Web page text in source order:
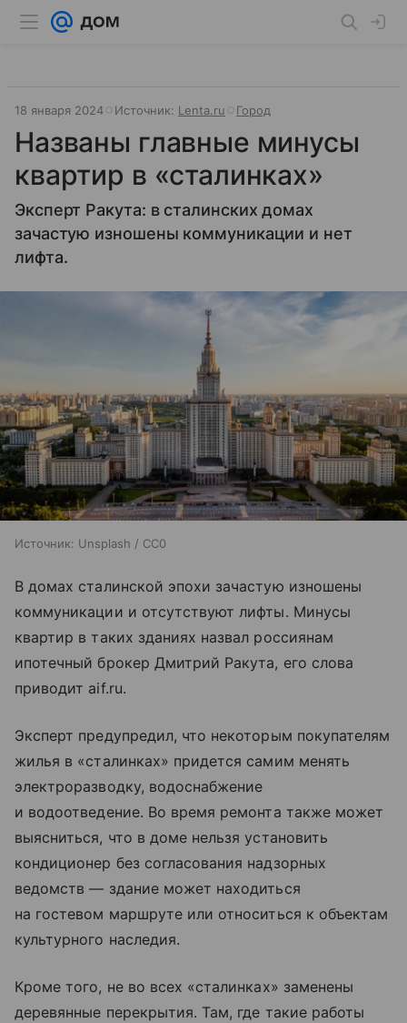
18 января 2024 Источник: Lenta.ru Город
Названы главные минусы
квартир в «сталинках»
Эксперт Ракута: в сталинских домах
зачастую изношены коммуникации и нет
лифта.
Источник: Unsplash / CC0
В домах сталинской эпохи зачастую изношены
коммуникации и отсутствуют лифты. Минусы
квартир в таких зданиях назвал россиянам
ипотечный брокер Дмитрий Ракута, его слова
приводит aif.ru.
Эксперт предупредил, что некоторым покупателям
жилья в «сталинках» придется самим менять
электроразводку, водоснабжение
и водоотведение. Во время ремонта также может
выясниться, что в доме нельзя установить
кондиционер без согласования надзорных
ведомств — здание может находиться
на гостевом маршруте или относиться к объектам
культурного наследия.
Кроме того, не во всех «сталинках» заменены
деревянные перекрытия. Там, где такие работы